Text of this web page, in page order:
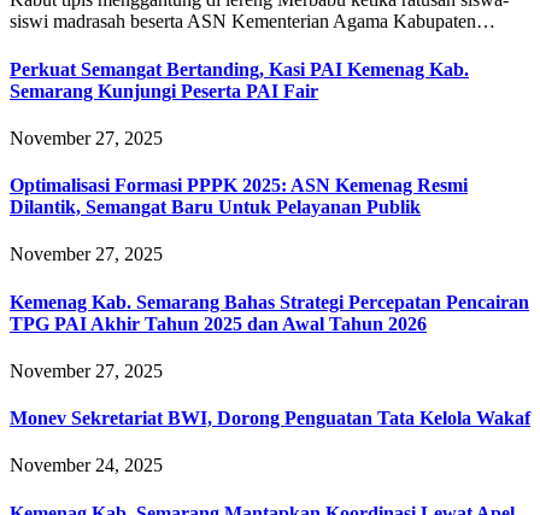
siswi madrasah beserta ASN Kementerian Agama Kabupaten…
Perkuat Semangat Bertanding, Kasi PAI Kemenag Kab.
Semarang Kunjungi Peserta PAI Fair
November 27, 2025
Optimalisasi Formasi PPPK 2025: ASN Kemenag Resmi
Dilantik, Semangat Baru Untuk Pelayanan Publik
November 27, 2025
Kemenag Kab. Semarang Bahas Strategi Percepatan Pencairan
TPG PAI Akhir Tahun 2025 dan Awal Tahun 2026
November 27, 2025
Monev Sekretariat BWI, Dorong Penguatan Tata Kelola Wakaf
November 24, 2025